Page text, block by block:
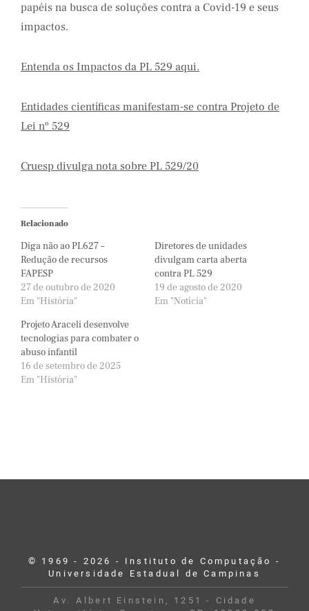
papéis na busca de soluções contra a Covid-19 e seus
impactos.
Entenda os Impactos da PL 529 aqui.
Entidades científicas manifestam-se contra Projeto de
Lei nº 529
Cruesp divulga nota sobre PL 529/20
Relacionado
Diga não ao PL627 –
Redução de recursos
FAPESP
27 de outubro de 2020
Em "História"
Diretores de unidades
divulgam carta aberta
contra PL 529
19 de agosto de 2020
Em "Notícia"
Projeto Araceli desenvolve
tecnologias para combater o
abuso infantil
16 de setembro de 2025
Em "História"
© 1969 - 2026 - Instituto de Computação -
Universidade Estadual de Campinas
Av. Albert Einstein, 1251 - Cidade